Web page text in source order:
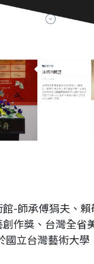
-師承傅狷夫、賴
作獎、台灣全省
國立台灣藝術大學